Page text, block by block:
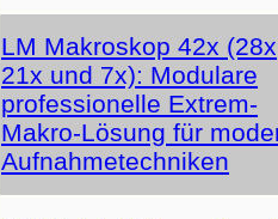
LM Makroskop 42x
21x und 7x): Modulare
professionelle Extrem-
Makro-Lösung für
Aufnahmetechniken